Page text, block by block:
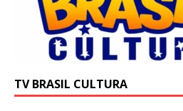
TV BRASIL CULTURA